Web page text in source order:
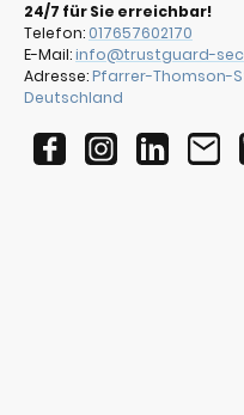
24/7 für Sie erreichbar!
Telefon: 017657602170
E-Mail:info@trustguard-
Adresse:Pfarrer-Thomson-
Deutschland